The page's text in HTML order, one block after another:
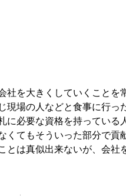
を大きくしていくこと
場の人などと食事に行
必要な資格を持ってい
くてもそういった部分で
は真似出来ないが、会